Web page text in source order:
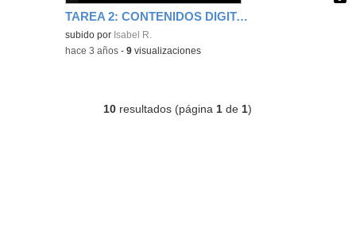
TAREA 2: CONTENIDOS DIGITALES "INFOGRAFÍA"
Contenido educativo.
subido por Isabel R.
-hace 3 años -9 visualizaciones
10 resultados (página 1 de 1)